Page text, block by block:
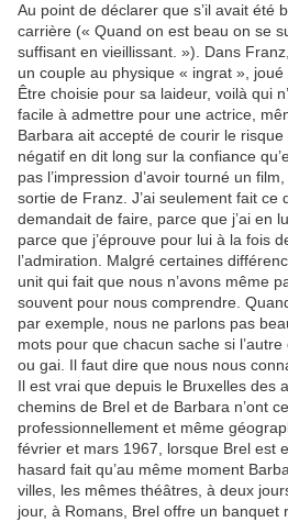
Au point de déclarer que s’il avait été
carrière (« Quand on est beau on se
suffisant en vieillissant. »). Dans
un couple au physique « ingrat »,
Être choisie pour sa laideur, voilà qui
facile à admettre pour une actrice,
Barbara ait accepté de courir le risque
négatif en dit long sur la confiance
pas l’impression d’avoir tourné un
sortie de Franz. J’ai seulement fait ce
demandait de faire, parce que j’ai en
parce que j’éprouve pour lui à la fois
l’admiration. Malgré certaines
unit qui fait que nous n’avons même
souvent pour nous comprendre.
par exemple, nous ne parlons pas
mots pour que chacun sache si
ou gai. Il faut dire que nous nous
Il est vrai que depuis le Bruxelles des
chemins de Brel et de Barbara n’ont
professionnellement et même
février et mars 1967, lorsque Brel est
hasard fait qu’au même moment
villes, les mêmes théâtres, à deux
jour, à Romans, Brel offre un banquet